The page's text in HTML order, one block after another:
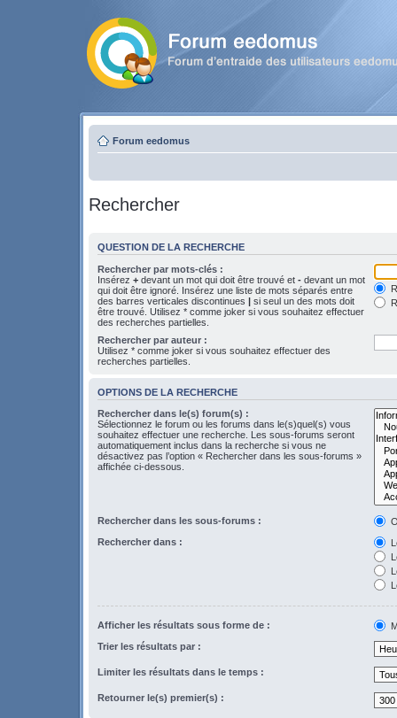
Forum eedomus
Rechercher
QUESTION DE LA RECHERCHE
Rechercher par mots-clés :
Insérez + devant un mot qui doit être trouvé et - devant un mot
qui doit être ignoré. Insérez une liste de mots séparés entre
des barres verticales discontinues | si seul un des mots doit
être trouvé. Utilisez * comme joker si vous souhaitez effectuer
des recherches partielles.
Rechercher par auteur :
Utilisez * comme joker si vous souhaitez effectuer des
recherches partielles.
OPTIONS DE LA RECHERCHE
Rechercher dans le(s) forum(s) :
Sélectionnez le forum ou les forums dans le(s)quel(s) vous
souhaitez effectuer une recherche. Les sous-forums seront
automatiquement inclus dans la recherche si vous ne
désactivez pas l’option « Rechercher dans les sous-forums »
affichée ci-dessous.
Rechercher dans les sous-forums :
Rechercher dans :
Afficher les résultats sous forme de :
Trier les résultats par :
Limiter les résultats dans le temps :
Retourner le(s) premier(s) :